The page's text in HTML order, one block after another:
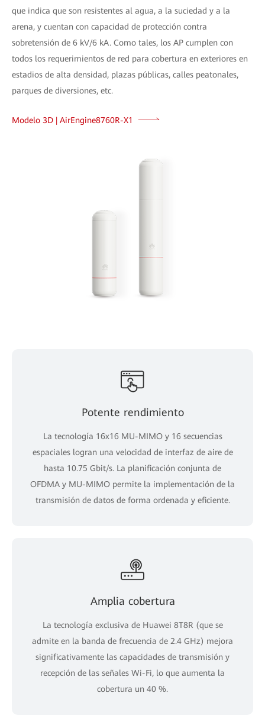
que indica que son resistentes al agua, a la suciedad y a la
arena, y cuentan con capacidad de protección contra
sobretensión de 6 kV/6 kA. Como tales, los AP cumplen con
todos los requerimientos de red para cobertura en exteriores en
estadios de alta densidad, plazas públicas, calles peatonales,
parques de diversiones, etc.
Modelo 3D | AirEngine8760R-X1
Potente rendimiento
La tecnología 16x16 MU-MIMO y 16 secuencias
espaciales logran una velocidad de interfaz de aire de
hasta 10.75 Gbit/s. La planificación conjunta de
OFDMA y MU-MIMO permite la implementación de la
transmisión de datos de forma ordenada y eficiente.
Amplia cobertura
La tecnología exclusiva de Huawei 8T8R (que se
admite en la banda de frecuencia de 2.4 GHz) mejora
significativamente las capacidades de transmisión y
recepción de las señales Wi-Fi, lo que aumenta la
cobertura un 40 %.